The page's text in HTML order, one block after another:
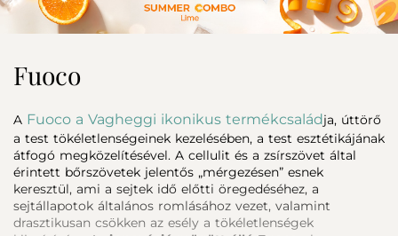
Fuoco
A Fuoco a Vagheggi ikonikus termékcsaládja, úttörő
a test tökéletlenségeinek kezelésében, a test esztétikájának
átfogó megközelítésével. A cellulit és a zsírszövet által
érintett bőrszövetek jelentős „mérgezésen” esnek
keresztül, ami a sejtek idő előtti öregedéséhez, a
sejtállapotok általános romlásához vezet, valamint
drasztikusan csökken az esély a tökéletlenségek